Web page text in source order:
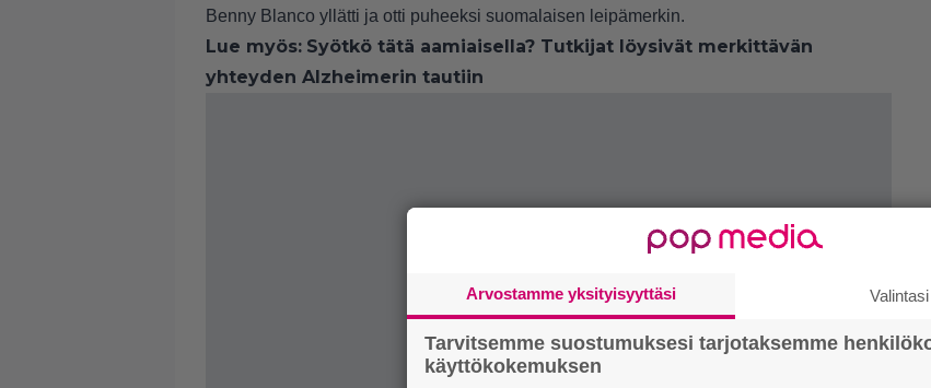
Benny Blanco yllätti ja otti puheeksi suomalaisen leipämerkin.
Lue myös: Syötkö tätä aamiaisella? Tutkijat löysivät merkittävän
yhteyden Alzheimerin tautiin
Arvostamme yksityisyyttäsi Valintasi
Tarvitsemme suostumuksesi tarjotaksemme
käyttökokemuksen